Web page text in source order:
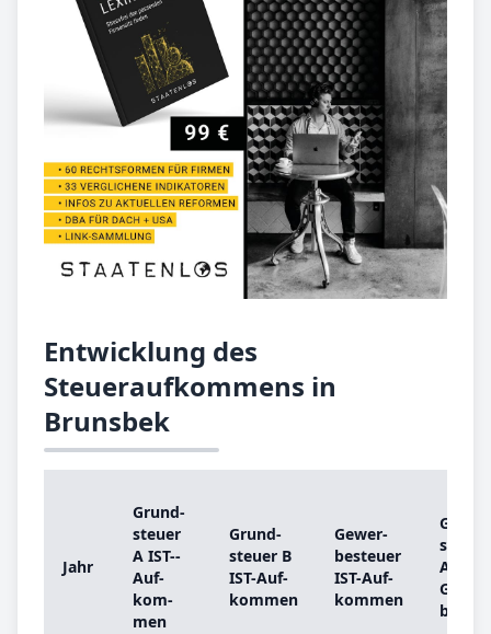
Entwicklung des
Steueraufkommens in
Brunsbek
Jahr
Grund­
steu­er
A IST-­
Auf­
kom­
men
Grund­
steu­er B
IST-­Auf­
kom­men
Ge­wer­
be­steu­er
IST-­Auf­
kom­men
Grund­
steu­er
A
Grund­
be­trag